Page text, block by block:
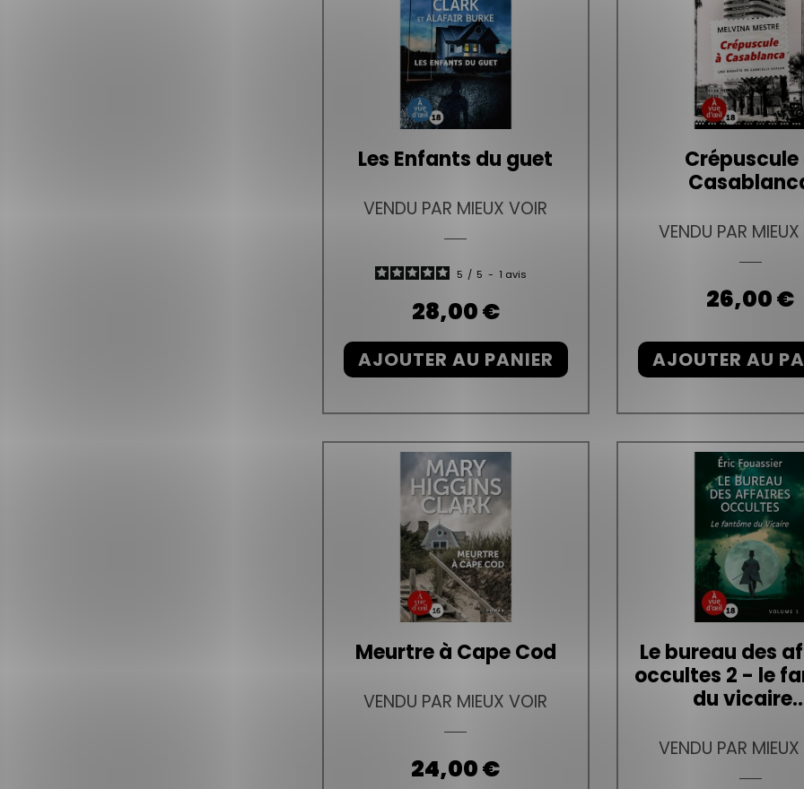
Les Enfants du guet
VENDU PAR MIEUX VOIR
5 / 5 - 1 avis
Prix
28,00 €
AJOUTER AU PANIER
Crépuscule
VENDU PAR
Prix
26,00 €
AJOUTER AU
Meurtre à Cape Cod
VENDU PAR MIEUX VOIR
Prix
24,00 €
Le bureau des
occultes 2 - le
du
VENDU PAR